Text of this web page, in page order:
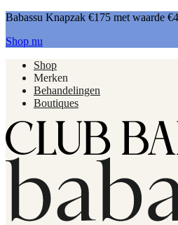
Babassu Knapzak €175 met waarde
Shop nu
Shop
Merken
Behandelingen
Boutiques